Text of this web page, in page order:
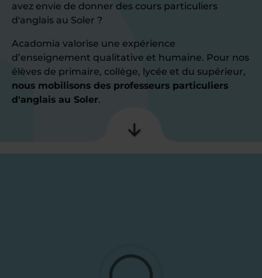
avez envie de donner des cours particuliers
d'anglais au Soler ?
Acadomia valorise une expérience
d’enseignement qualitative et humaine. Pour nos
élèves de primaire, collège, lycée et du supérieur,
nous mobilisons des professeurs particuliers
d'anglais au Soler.